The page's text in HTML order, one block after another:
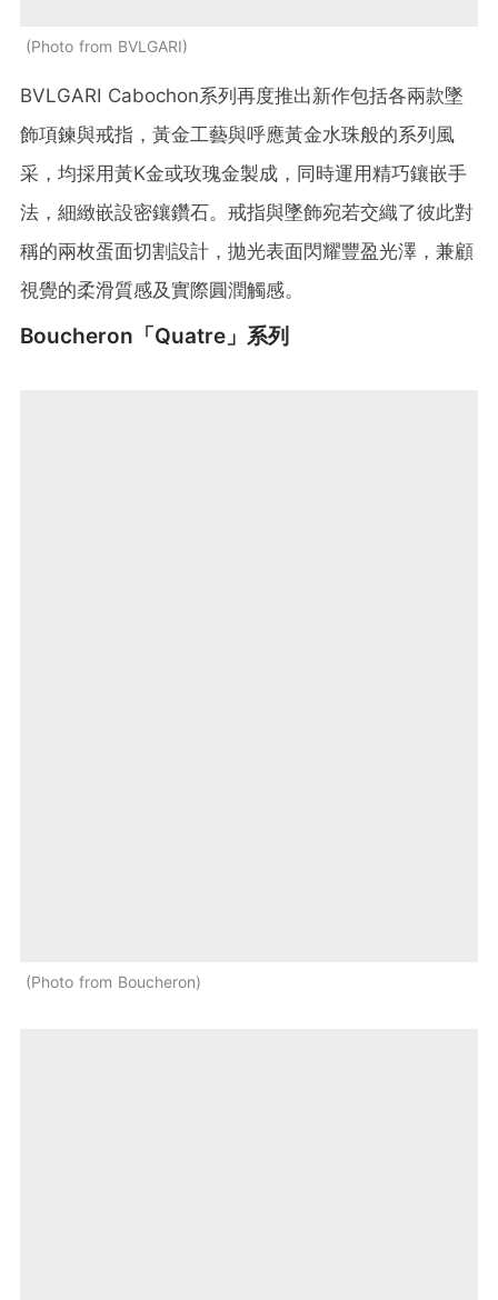
Photo from BVLGARI
BVLGARI Cabochon系列再度推出新作包括各兩款墜
飾項鍊與戒指，黃金工藝與呼應黃金水珠般的系列風
采，均採用黃K金或玫瑰金製成，同時運用精巧鑲嵌手
法，細緻嵌設密鑲鑽石。戒指與墜飾宛若交織了彼此對
稱的兩枚蛋面切割設計，拋光表面閃耀豐盈光澤，兼顧
視覺的柔滑質感及實際圓潤觸感。
Boucheron「Quatre」系列
Photo from Boucheron